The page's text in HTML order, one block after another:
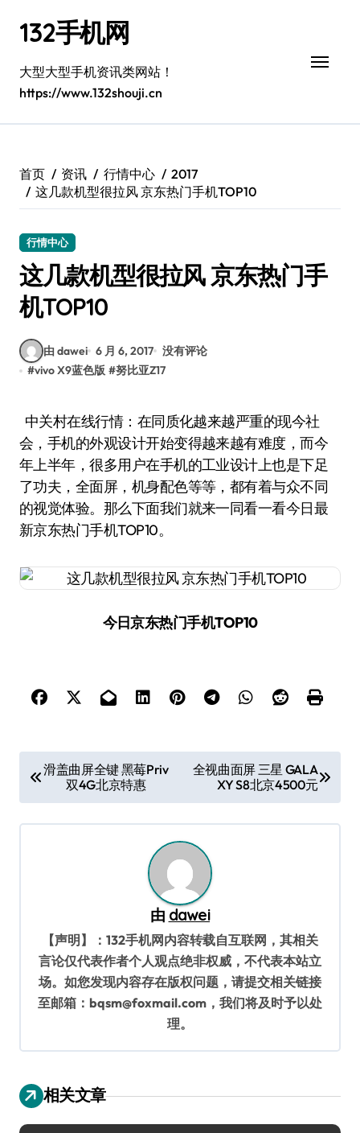
132手机网
大型大型手机资讯类网站！
https://www.132shouji.cn
首页 资讯 行情中心
2017
这几款机型很拉风 京东热门手机TOP10
行情中心
这几款机型很拉风 京东热门手
机TOP10
由 dawei 6 月 6, 2017 没有评论
#vivo X9蓝色版 #努比亚Z17
中关村在线行情：在同质化越来越严重的现今社
会，手机的外观设计开始变得越来越有难度，而今
年上半年，很多用户在手机的工业设计上也是下足
了功夫，全面屏，机身配色等等，都有着与众不同
的视觉体验。那么下面我们就来一同看一看今日最
新京东热门手机TOP10。
今日京东热门手机TOP10
章
导
滑盖曲屏全键 黑莓Priv
双4G北京特惠
全视曲面屏 三星 GALA
XY S8北京4500元
由 dawei
【声明】：132手机网内容转载自互联网，其相关
言论仅代表作者个人观点绝非权威，不代表本站立
场。如您发现内容存在版权问题，请提交相关链接
至邮箱：bqsm@foxmail.com，我们将及时予以处
理。
相关文章